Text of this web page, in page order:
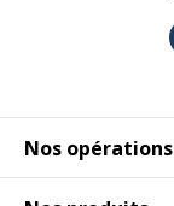
Nos opérations